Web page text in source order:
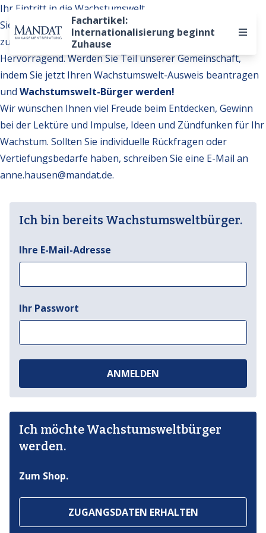
Fachartikel:
Internationalisierung beginnt
Zuhause
Ihr Eintritt in die Wachstumswelt
Sie möchten auf weitere Inhalte der Wachstumswelt
zugreifen?
Hervorragend. Werden Sie Teil unserer Gemeinschaft,
indem Sie jetzt Ihren Wachstumswelt-Ausweis beantragen
und Wachstumswelt-Bürger werden!
Wir wünschen Ihnen viel Freude beim Entdecken, Gewinn
bei der Lektüre und Impulse, Ideen und Zündfunken für Ihr
Wachstum. Sollten Sie individuelle Rückfragen oder
Vertiefungsbedarfe haben, schreiben Sie eine E-Mail an
anne.hausen@mandat.de.
Ich bin bereits Wachstumsweltbürger.
Ihre E-Mail-Adresse
Ihr Passwort
ANMELDEN
Ich möchte Wachstumsweltbürger
werden.
Zum Shop.
ZUGANGSDATEN ERHALTEN